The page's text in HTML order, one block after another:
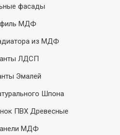
фасады
МДФ
из МДФ
ЛДСП
Эмалей
Шпона
ПВХ Древесные
МДФ